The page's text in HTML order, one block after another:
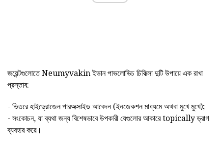
জয়েন্টগুলোতে Neumyvakin ইভান পাভলোভিচ চিকিত্সা দুটি উপায়ে এক রাখা
প্রস্তাব:
- ভিতরে হাইড্রোজেন পারঅক্সাইড আবেদন (ইনজেকশন মাধ্যমে অথবা মুখে মুখে);
- সংকোচন, যা ব্যথা জন্য বিশেষভাবে উপকারী যেগুলোর আকারে topically ড্রাগ
ব্যবহার করে।